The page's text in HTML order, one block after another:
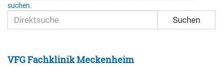
suchen.
Suchen
VFG Fachklinik Meckenheim